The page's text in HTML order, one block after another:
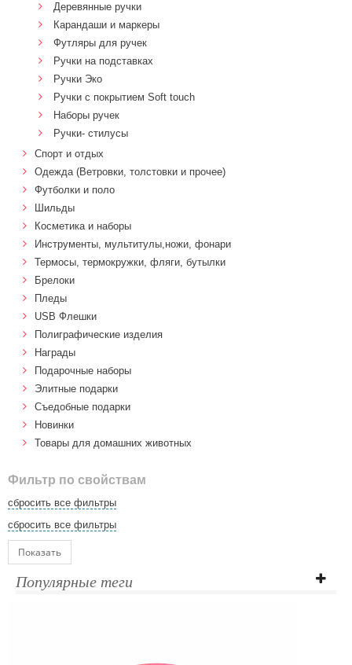
Деревянные ручки
Карандаши и маркеры
Футляры для ручек
Ручки на подставках
Ручки Эко
Ручки с покрытием Soft touch
Наборы ручек
Ручки- стилусы
Спорт и отдых
Одежда (Ветровки, толстовки и прочее)
Футболки и поло
Шильды
Косметика и наборы
Инструменты, мультитулы,ножи, фонари
Термосы, термокружки, фляги, бутылки
Брелоки
Пледы
USB Флешки
Полиграфические изделия
Награды
Подарочные наборы
Элитные подарки
Cъедобные подарки
Новинки
Товары для домашних животных
Фильтр по свойствам
сбросить все фильтры
сбросить все фильтры
Показать
Популярные теги